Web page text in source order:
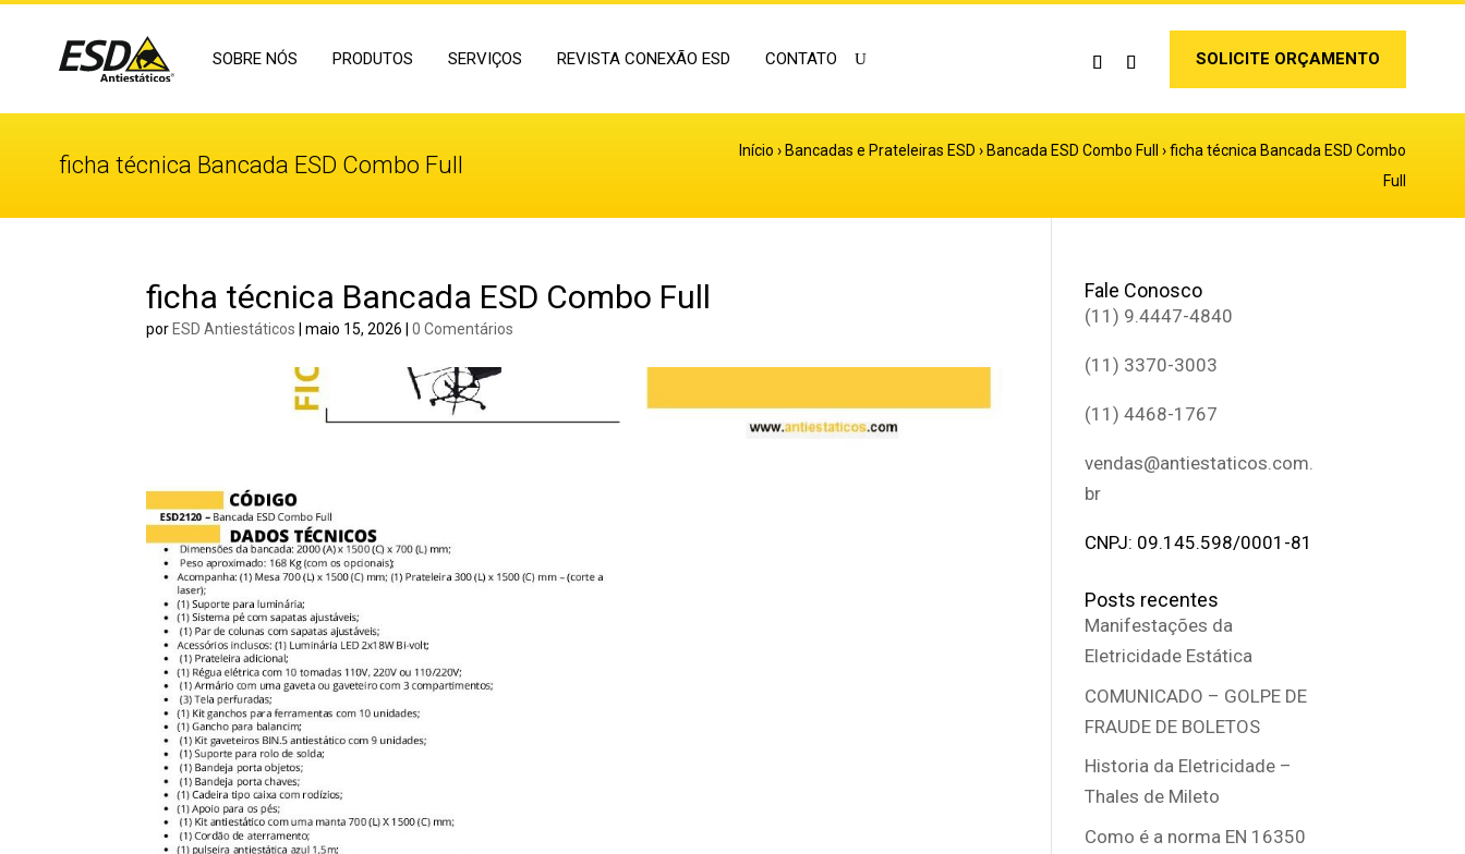
SOBRE NÓS PRODUTOS SERVIÇOS REVISTA CONEXÃO ESD CONTATO SOLICITE ORÇAMENTO
ficha técnica Bancada ESD Combo Full
Início › Bancadas e Prateleiras ESD › Bancada ESD Combo Full ›ficha técnica Bancada ESD Combo
Full
ficha técnica Bancada ESD Combo Full
por ESD Antiestáticos |maio 15, 2026 |0 Comentários
Fale Conosco
(11) 9.4447-4840
(11) 3370-3003
(11) 4468-1767
vendas@antiestaticos.com.
br
CNPJ: 09.145.598/0001-81
Posts recentes
Manifestações da
Eletricidade Estática
COMUNICADO – GOLPE DE
FRAUDE DE BOLETOS
Historia da Eletricidade –
Thales de Mileto
Como é a norma EN 16350